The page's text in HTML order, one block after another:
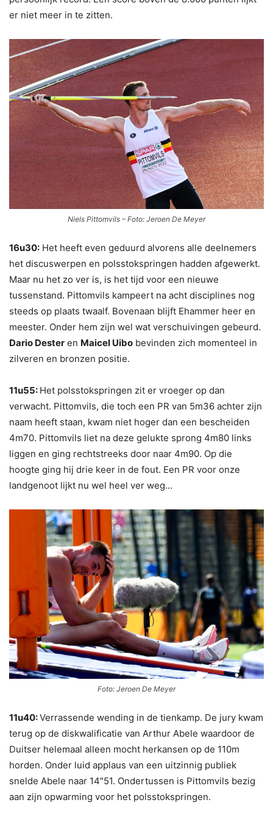
er niet meer in te zitten.
Niels Pittomvils – Foto: Jeroen De Meyer
16u30: Het heeft even geduurd alvorens alle deelnemers
het discuswerpen en polsstokspringen hadden afgewerkt.
Maar nu het zo ver is, is het tijd voor een nieuwe
tussenstand. Pittomvils kampeert na acht disciplines nog
steeds op plaats twaalf. Bovenaan blijft Ehammer heer en
meester. Onder hem zijn wel wat verschuivingen gebeurd.
Dario Dester en Maicel Uibo bevinden zich momenteel in
zilveren en bronzen positie.
11u55: Het polsstokspringen zit er vroeger op dan
verwacht. Pittomvils, die toch een PR van 5m36 achter zijn
naam heeft staan, kwam niet hoger dan een bescheiden
4m70. Pittomvils liet na deze gelukte sprong 4m80 links
liggen en ging rechtstreeks door naar 4m90. Op die
hoogte ging hij drie keer in de fout. Een PR voor onze
landgenoot lijkt nu wel heel ver weg…
Foto: Jeroen De Meyer
11u40:Verrassende wending in de tienkamp. De jury kwam
terug op de diskwalificatie van Arthur Abele waardoor de
Duitser helemaal alleen mocht herkansen op de 110m
horden. Onder luid applaus van een uitzinnig publiek
snelde Abele naar 14″51. Ondertussen is Pittomvils bezig
aan zijn opwarming voor het polsstokspringen.